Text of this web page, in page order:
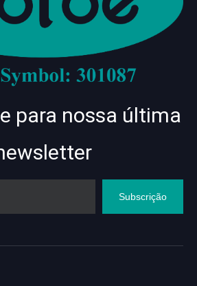
para nossa última
Subscrição